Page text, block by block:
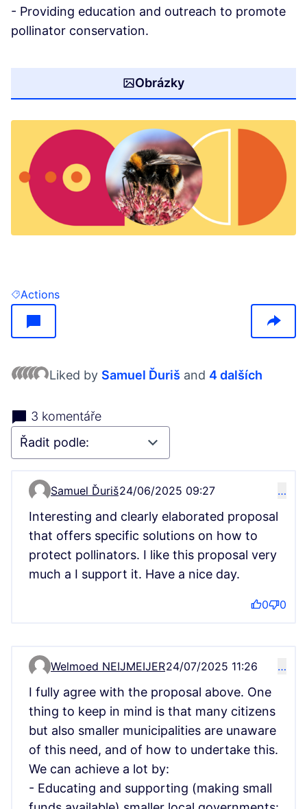
- Providing education and outreach to promote
pollinator conservation.
Obrázky
Filtrovat výsledky pro: Actions
Actions
Liked by Samuel Ďuriš and 4 dalších
3 komentáře
Komentář 13333
Samuel Ďuriš24/06/2025 09:27 …
Interesting and clearly elaborated proposal
that offers specific solutions on how to
protect pollinators. I like this proposal very
much a I support it. Have a nice day.
0 0
Komentář 14455
Welmoed NEIJMEIJER24/07/2025 11:26 …
I fully agree with the proposal above. One
thing to keep in mind is that many citizens
but also smaller municipalities are unaware
of this need, and of how to undertake this.
We can achieve a lot by:
- Educating and supporting (making small